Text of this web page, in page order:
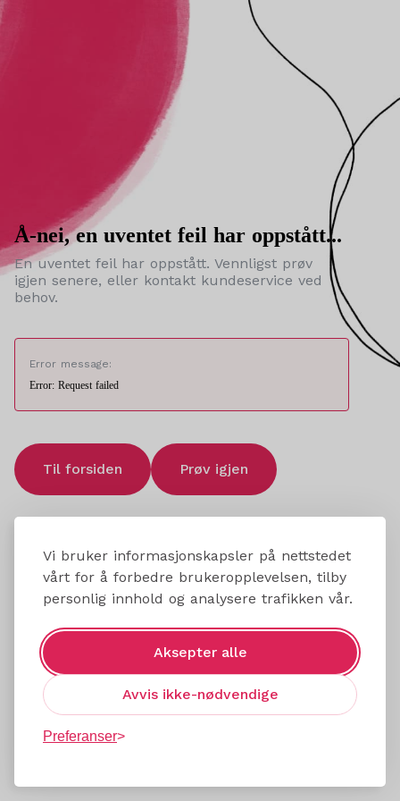
Vi bruker informasjonskapsler på nettstedet
vårt for å forbedre brukeropplevelsen, tilby
personlig innhold og analysere trafikken vår.
Aksepter alle
Avvis ikke-nødvendige
Preferanser
Å-nei, en uventet feil har oppstått...
En uventet feil har oppstått. Vennligst prøv
igjen senere, eller kontakt kundeservice ved
behov.
Error message:
Error: Request failed
Til forsiden Prøv igjen